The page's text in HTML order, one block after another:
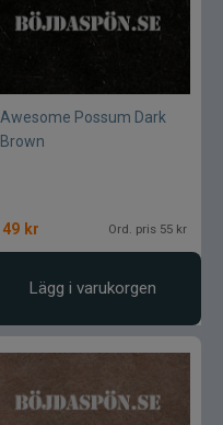
Awesome Possum Dark
Brown
49 kr Ord. pris 55 kr
Lägg i varukorgen